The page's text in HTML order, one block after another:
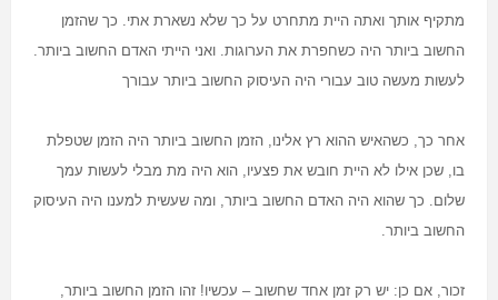
מתקיף אותך ואתה היית מתחרט על כך שלא נשארת אתי. כך שהזמן
החשוב ביותר היה כשחפרת את הערוגות. ואני הייתי האדם החשוב ביותר.
לעשות מעשה טוב עבורי היה העיסוק החשוב ביותר עבורך
אחר כך, כשהאיש ההוא רץ אלינו, הזמן החשוב ביותר היה הזמן שטפלת
בו, שכן אילו לא היית חובש את פצעיו, הוא היה מת מבלי לעשות עמך
שלום. כך שהוא היה האדם החשוב ביותר, ומה שעשית למענו היה העיסוק
החשוב ביותר.
זכור, אם כן: יש רק זמן אחד שחשוב – עכשיו! זהו הזמן החשוב ביותר,